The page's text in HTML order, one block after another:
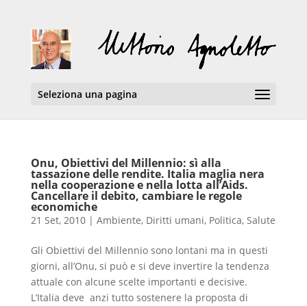
Seleziona una pagina
Onu, Obiettivi del Millennio: sì alla
tassazione delle rendite. Italia maglia nera
nella cooperazione e nella lotta all’Aids.
Cancellare il debito, cambiare le regole
economiche
21 Set, 2010| Ambiente, Diritti umani, Politica, Salute
Gli Obiettivi del Millennio sono lontani ma in questi
giorni, all’Onu, si può e si deve invertire la tendenza
attuale con alcune scelte importanti e decisive.
L’Italia deve anzi tutto sostenere la proposta di